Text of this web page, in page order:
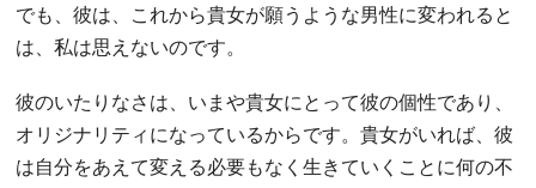
でも、彼は、これから貴女が願うような男性に変われると
は、私は思えないのです。
彼のいたりなさは、いまや貴女にとって彼の個性であり、
オリジナリティになっているからです。貴女がいれば、彼
は自分をあえて変える必要もなく生きていくことに何の不